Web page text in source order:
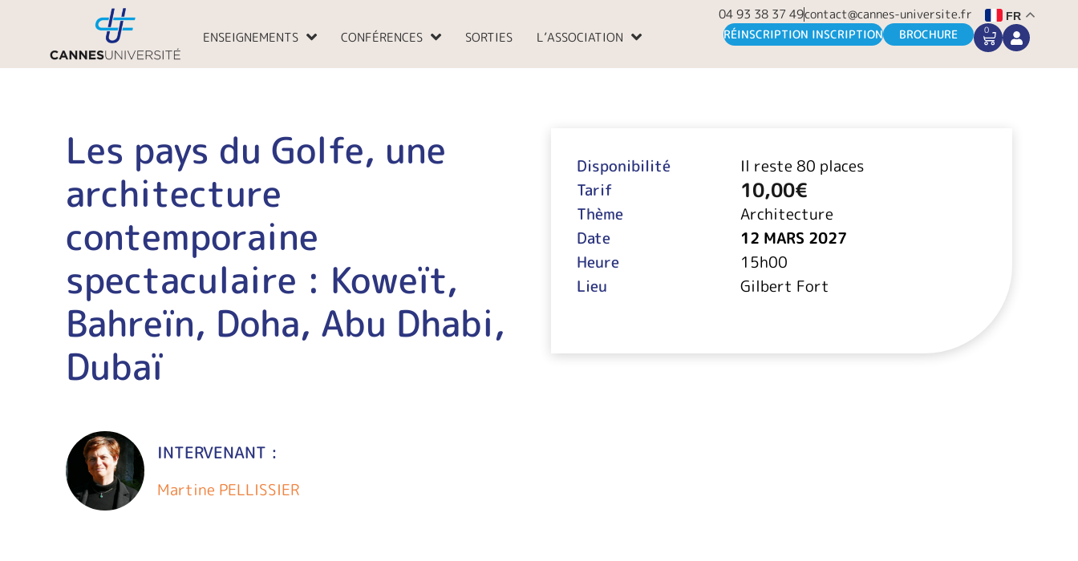
04 93 38 37 49contact@cannes-universite.fr FR
ENSEIGNEMENTS CONFÉRENCES SORTIES L’ASSOCIATION RÉINSCRIPTION INSCRIPTION BROCHURE 0
CART
Les pays du Golfe, une
architecture
contemporaine
spectaculaire : Koweït,
Bahreïn, Doha, Abu Dhabi,
Dubaï
INTERVENANT :
Martine PELLISSIER
Disponibilité
Il reste 80 places
Tarif
10,00€
Thème
Architecture
Date
12 MARS 2027
Heure
15h00
Lieu
Gilbert Fort